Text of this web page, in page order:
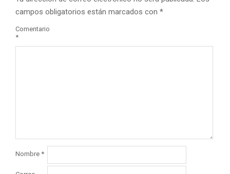
campos obligatorios están marcados con *
Comentario
*
Nombre *